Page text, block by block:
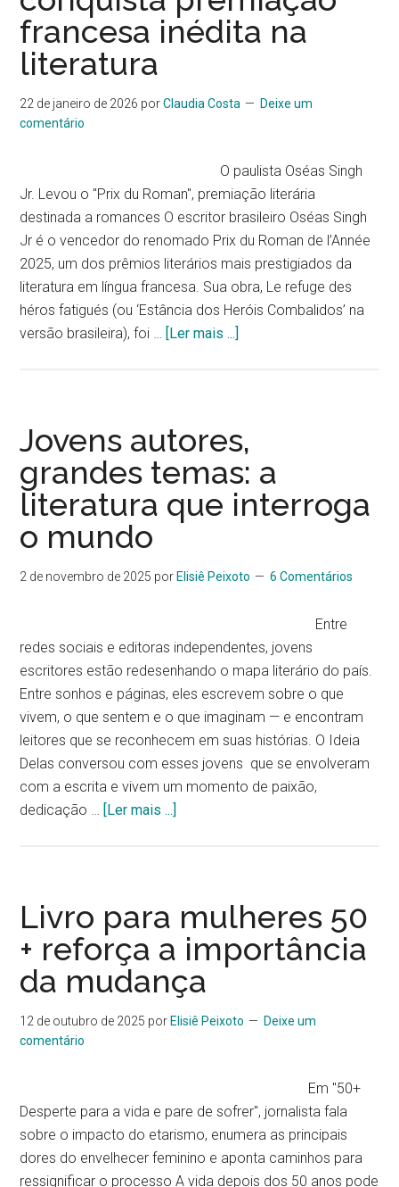
de
Domingos
Pellegrini
pela
Pessôa
francesa inédita na
literatura
22 de janeiro de 2026 porClaudia Costa
Deixe um
comentário
O paulista Oséas Singh
Jr. Levou o "Prix du Roman", premiação literária
destinada a romances O escritor brasileiro Oséas Singh
Jr é o vencedor do renomado Prix du Roman de l’Année
2025, um dos prêmios literários mais prestigiados da
literatura em língua francesa. Sua obra, Le refuge des
héros fatigués (ou ‘Estância dos Heróis Combalidos’ na
versão brasileira), foi … [Ler mais ...]
inédita
na
literatura
Jovens autores,
grandes temas: a
literatura que interroga
o mundo
2 de novembro de 2025 por Elisiê Peixoto 6 Comentários
Entre
redes sociais e editoras independentes, jovens
escritores estão redesenhando o mapa literário do país.
Entre sonhos e páginas, eles escrevem sobre o que
vivem, o que sentem e o que imaginam — e encontram
leitores que se reconhecem em suas histórias. O Ideia
Delas conversou com esses jovens que se envolveram
com a escrita e vivem um momento de paixão,
dedicação … [Ler mais ...]
literatura
que
interroga
o
mundo
Livro para mulheres 50
+ reforça a importância
da mudança
12 de outubro de 2025 por Elisiê Peixoto
Deixe um
comentário
Em "50+
Desperte para a vida e pare de sofrer", jornalista fala
sobre o impacto do etarismo, enumera as principais
dores do envelhecer feminino e aponta caminhos para
ressignificar o processo A vida depois dos 50 anos pode